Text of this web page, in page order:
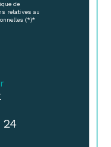
de
relatives au
(*)*
24